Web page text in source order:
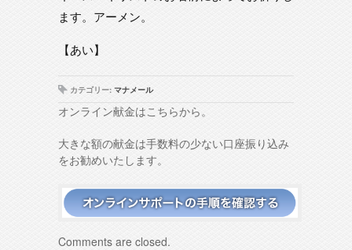
ます。アーメン。
【あい】
カテゴリー: マナメール
オンライン献金はこちらから。
大きな額の献金は手数料の少ない口座振り込み
をお勧めいたします。
Comments are closed.